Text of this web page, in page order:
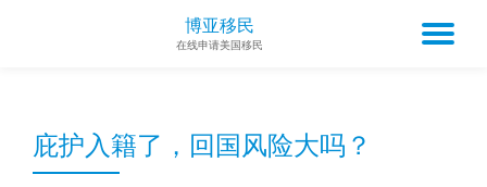
博亚移民
在线申请美国移民
庇护入籍了，回国风险大吗？